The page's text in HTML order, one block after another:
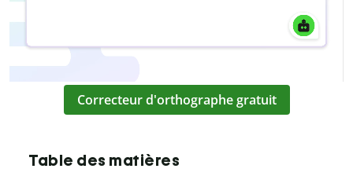
Correcteur d'orthographe gratuit
Table des matières